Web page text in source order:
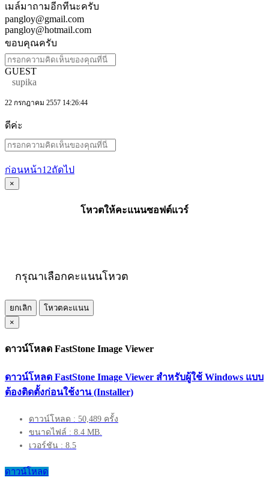
เมล์มาถามอีกทีนะครับ
pangloy@gmail.com
pangloy@hotmail.com
ขอบคุณครับ
GUEST
supika
22 กรกฎาคม 2557 14:26:44
ดีค่ะ
ก่อนหน้า1 2ถัดไป
×
โหวตให้คะแนนซอฟต์แวร์
กรุณาเลือกคะแนนโหวต
ยกเลิก
โหวตคะแนน
×
ดาวน์โหลด FastStone Image Viewer
ดาวน์โหลด FastStone Image Viewer สำหรับผู้ใช้ Windows แบบ
ต้องติดตั้งก่อนใช้งาน (Installer)
ดาวน์โหลด : 50,489 ครั้ง
ขนาดไฟล์ : 8.4 MB.
เวอร์ชัน : 8.5
ดาวน์โหลด